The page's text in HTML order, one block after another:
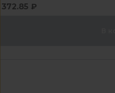
372.85 ₽